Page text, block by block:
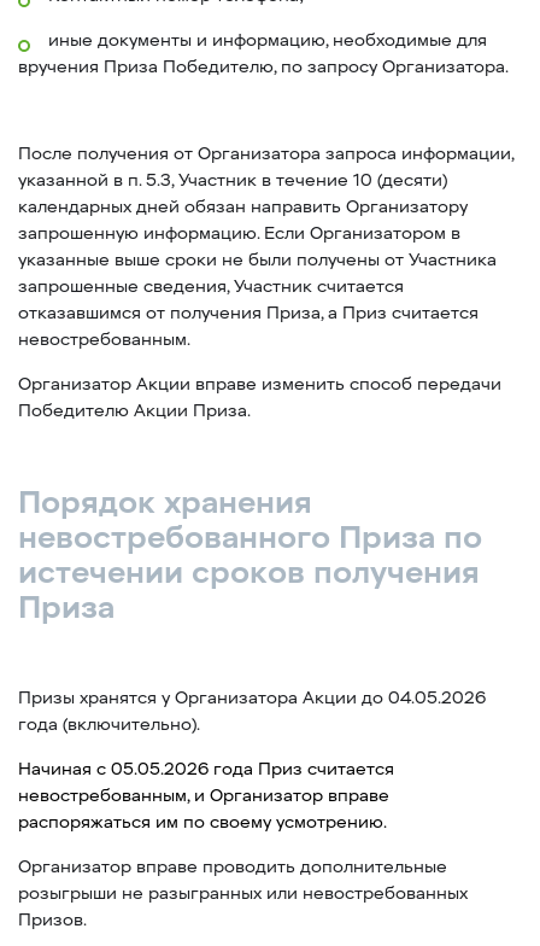
иные документы и информацию, необходимые для
вручения Приза Победителю, по запросу Организатора.
После получения от Организатора запроса информации,
указанной в п. 5.3, Участник в течение 10 (десяти)
календарных дней обязан направить Организатору
запрошенную информацию. Если Организатором в
указанные выше сроки не были получены от Участника
запрошенные сведения, Участник считается
отказавшимся от получения Приза, а Приз считается
невостребованным.
Организатор Акции вправе изменить способ передачи
Победителю Акции Приза.
Порядок хранения
невостребованного Приза по
истечении сроков получения
Приза
Призы хранятся у Организатора Акции до 04.05.2026
года (включительно).
Начиная с 05.05.2026 года Приз считается
невостребованным, и Организатор вправе
распоряжаться им по своему усмотрению.
Организатор вправе проводить дополнительные
розыгрыши не разыгранных или невостребованных
Призов.